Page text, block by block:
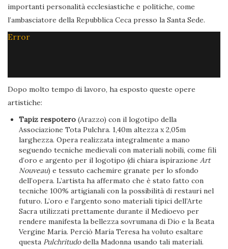
importanti personalità ecclesiastiche e politiche, come
l’ambasciatore della Repubblica Ceca presso la Santa Sede.
Error
Dopo molto tempo di lavoro, ha esposto queste opere
artistiche:
Tapiz respotero (Arazzo) con il logotipo della
Associazione Tota Pulchra. 1,40m altezza x 2,05m
larghezza. Opera realizzata integralmente a mano
seguendo tecniche medievali con materiali nobili, come fili
d’oro e argento per il logotipo (di chiara ispirazioneArt
Nouveau) e tessuto cachemire granate per lo sfondo
dell’opera. L’artista ha affermato che è stato fatto con
tecniche 100% artigianali con la possibilità di restauri nel
futuro. L’oro e l’argento sono materiali tipici dell’Arte
Sacra utilizzati prettamente durante il Medioevo per
rendere manifesta la bellezza sovrumana di Dio e la Beata
Vergine Maria. Perciò María Teresa ha voluto esaltare
questa Pulchritudodella Madonna usando tali materiali.